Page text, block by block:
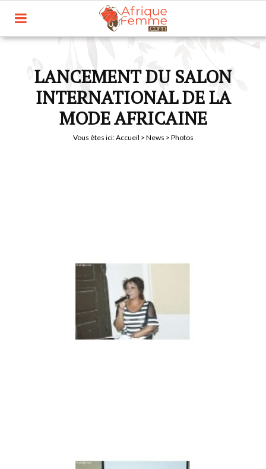
LANCEMENT DU SALON
INTERNATIONAL DE LA
MODE AFRICAINE
Vous êtes ici:Accueil > News > Photos